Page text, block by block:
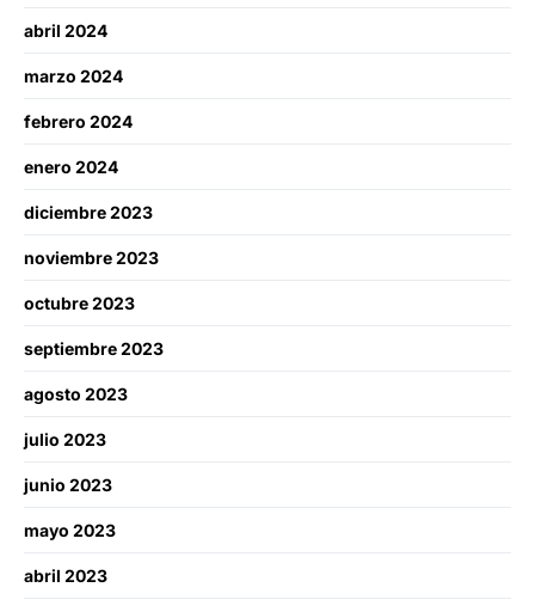
abril 2024
marzo 2024
febrero 2024
enero 2024
diciembre 2023
noviembre 2023
octubre 2023
septiembre 2023
agosto 2023
julio 2023
junio 2023
mayo 2023
abril 2023